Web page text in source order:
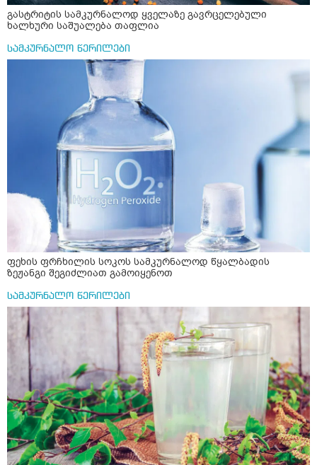
გასტრიტის სამკურნალოდ ყველაზე გავრცელებული
ხალხური საშუალება თაფლია
სამკურნალო წერილები
ფეხის ფრჩხილის სოკოს სამკურნალოდ წყალბადის
ზეჟანგი შეგიძლიათ გამოიყენოთ
სამკურნალო წერილები